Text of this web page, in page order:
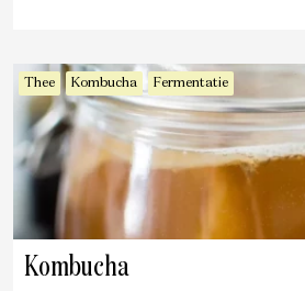
Thee Kombucha Fermentatie
Kombucha